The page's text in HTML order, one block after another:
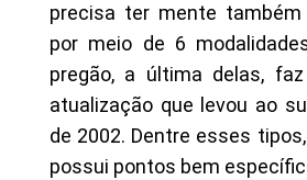
precisa ter mente também
por meio de 6
pregão, a última delas,
atualização que levou ao
de 2002. Dentre esses
possui pontos bem